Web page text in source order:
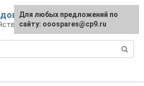
кабели, ремонт
Для любых предложений по
сайту: ooospares@cp9.ru